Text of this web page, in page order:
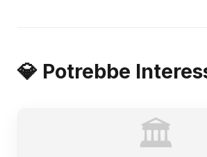
💎 Potrebbe
🏛️